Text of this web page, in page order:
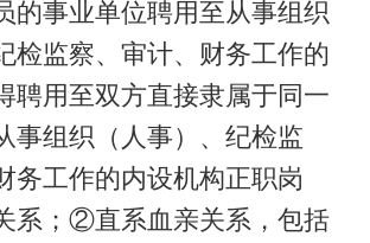
的事业单位聘用至从事组织
检监察、审计、财务工作的
聘用至双方直接隶属于同一
事组织（人事）、纪检监
务工作的内设机构正职岗
系；②直系血亲关系，包括